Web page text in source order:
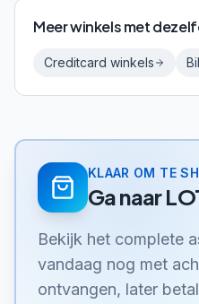
Meer winkels met
Creditcard winkels
KLAAR OM TE
Ga naar
Bekijk het complete
vandaag nog met
ontvangen, later